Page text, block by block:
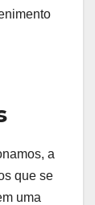
a
que se
uma